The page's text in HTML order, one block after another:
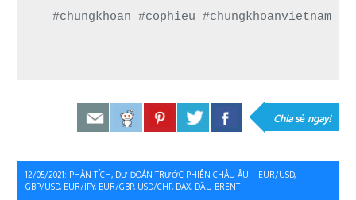
#chungkhoan #cophieu #chungkhoanvietnam
Chia sẻ ngay!
Điều
12/05/2021: PHÂN TÍCH, DỰ ĐOÁN TRƯỚC PHIÊN CHÂU ÂU – EUR/USD,
GBP/USD, EUR/JPY, EUR/GBP, USD/CHF, DAX, DẦU BRENT